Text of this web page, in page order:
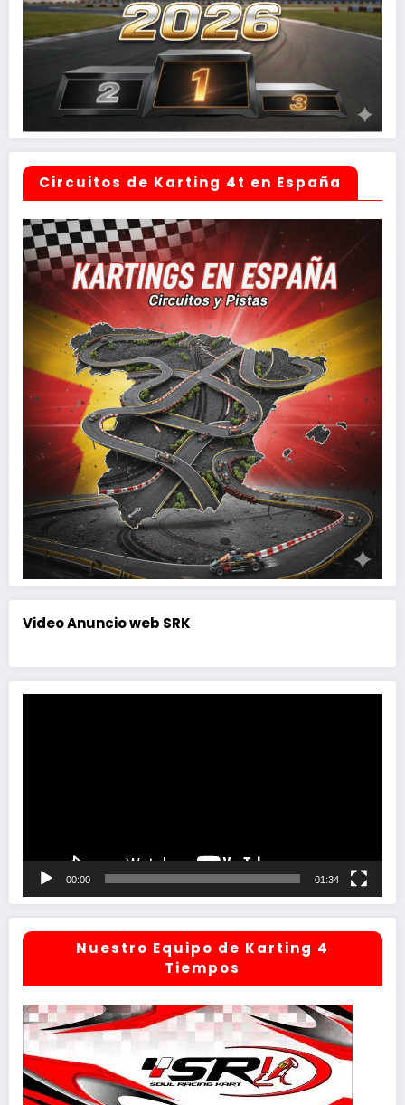
Circuitos de Karting 4t en España
Video Anuncio web SRK
00:00 01:34
Nuestro Equipo de Karting 4
Tiempos